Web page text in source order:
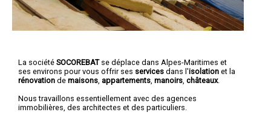
La société SOCOREBATse déplace dans Alpes-Maritimes et
ses environs pour vous offrir ses services dans l'isolation et la
rénovation de maisons, appartements, manoirs, châteaux.
Nous travaillons essentiellement avec des agences
immobilières, des architectes et des particuliers.